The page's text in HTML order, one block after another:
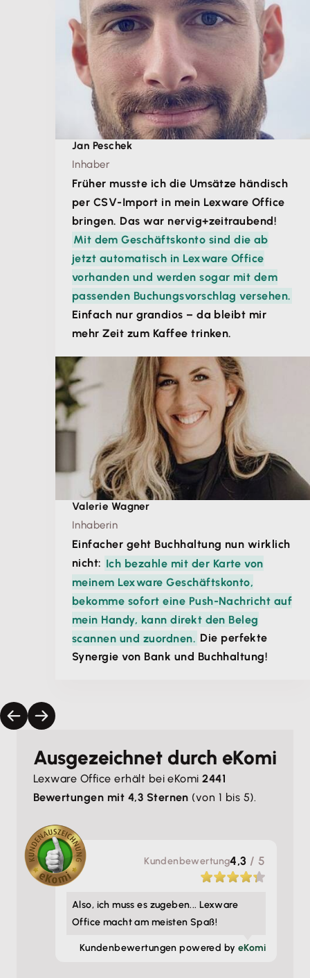
Jan Peschek
Inhaber
Früher musste ich die Umsätze händisch
per CSV-Import in mein Lexware Office
bringen. Das war nervig+zeitraubend!
Mit dem Geschäftskonto sind die ab
jetzt automatisch in Lexware Office
vorhanden und werden sogar mit dem
passenden Buchungsvorschlag versehen.
Einfach nur grandios – da bleibt mir
mehr Zeit zum Kaffee trinken.
Valerie Wagner
Inhaberin
Einfacher geht Buchhaltung nun wirklich
nicht: Ich bezahle mit der Karte von
meinem Lexware Geschäftskonto,
bekomme sofort eine Push-Nachricht auf
mein Handy, kann direkt den Beleg
scannen und zuordnen. Die perfekte
Synergie von Bank und Buchhaltung!
Kunden­bewertung4,3 / 5
Also, ich muss es zugeben... Lexware
Office macht am meisten Spaß!
Kunden­bewertungen powered by eKomi
Ausgezeichnet durch eKomi
Lexware Office erhält bei eKomi2441
Bewertungen mit 4,3 Sternen (von 1 bis 5).